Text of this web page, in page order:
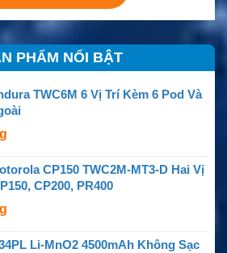
PHẨM NỔI BẬT
TWC6M 6 Vị Trí Kèm 6 Pod Và
CP150 TWC2M-MT3-D Hai Vị
CP200, PR400
Li-MnO2 4500mAh Không Sạc